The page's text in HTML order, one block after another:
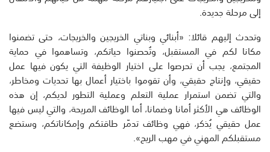
إلى مرحلة جديدة.
وتحدث إليهم قائلا: «أبنائي وبناتي الخريجين والخريجات، حتى تضمنوا
مكانا لكم في المستقبل، وتُحصنوا حياتكم، وتساهموا في حماية
المجتمع، يجب أن تحرصوا على اختيار الوظيفة التي يكون فيها عمل
حقيقي، وإنتاج حقيقي، وأن تقوموا باختيار أعمال بها تحديات ومخاطر،
والتي تضمن استمرار عملية التعلم وعملية التطور لديكم، إن هذه
الوظائف هي الأكثر أمانا وضمانا، أما الوظائف المريحة، والتي ليس فيها
عمل حقيقي يُذكر، فهي وظائف تدمّر طاقتكم وإمكاناتكم، وستضع
مستقبلكم المهني في مهب الريح».